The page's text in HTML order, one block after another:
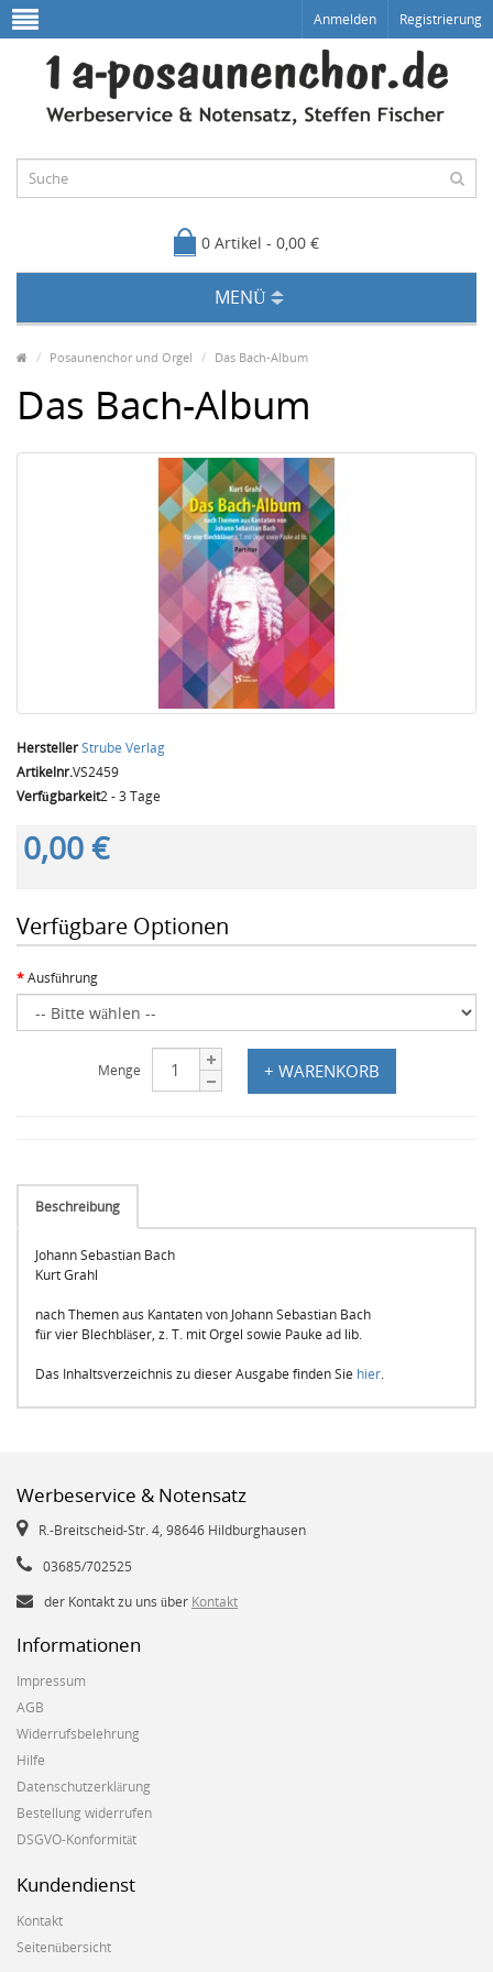
Anmelden Registrierung
0 Artikel - 0,00 €
MENÜ
Posaunenchor und Orgel Das Bach-Album
Das Bach-Album
HerstellerStrube Verlag
Artikelnr.VS2459
Verfügbarkeit2 - 3 Tage
0,00 €
Verfügbare Optionen
Ausführung
Menge + WARENKORB
Beschreibung
Johann Sebastian Bach
Kurt Grahl
nach Themen aus Kantaten von Johann Sebastian Bach
für vier Blechbläser, z. T. mit Orgel sowie Pauke ad lib.
Das Inhaltsverzeichnis zu dieser Ausgabe finden Sie hier.
Werbeservice & Notensatz
R.-Breitscheid-Str. 4, 98646 Hildburghausen
03685/702525
der Kontakt zu uns über Kontakt
Informationen
Impressum
AGB
Widerrufsbelehrung
Hilfe
Datenschutzerklärung
Bestellung widerrufen
DSGVO-Konformität
Kundendienst
Kontakt
Seitenübersicht